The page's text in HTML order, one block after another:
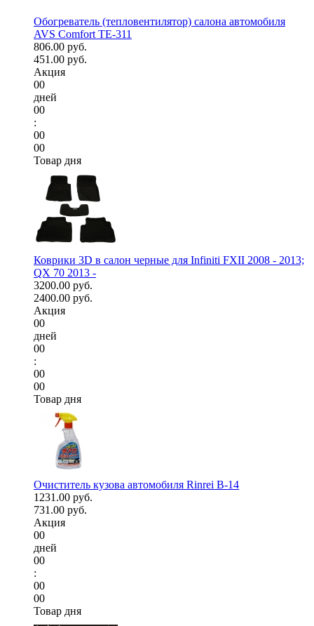
Обогреватель (тепловентилятор) салона автомобиля
AVS Comfort TE-311
806.00 руб.
451.00 руб.
Акция
00
дней
00
:
00
00
Товар дня
Коврики 3D в салон черные для Infiniti FXII 2008 - 2013;
QX 70 2013 -
3200.00 руб.
2400.00 руб.
Акция
00
дней
00
:
00
00
Товар дня
Очиститель кузова автомобиля Rinrei B-14
1231.00 руб.
731.00 руб.
Акция
00
дней
00
:
00
00
Товар дня